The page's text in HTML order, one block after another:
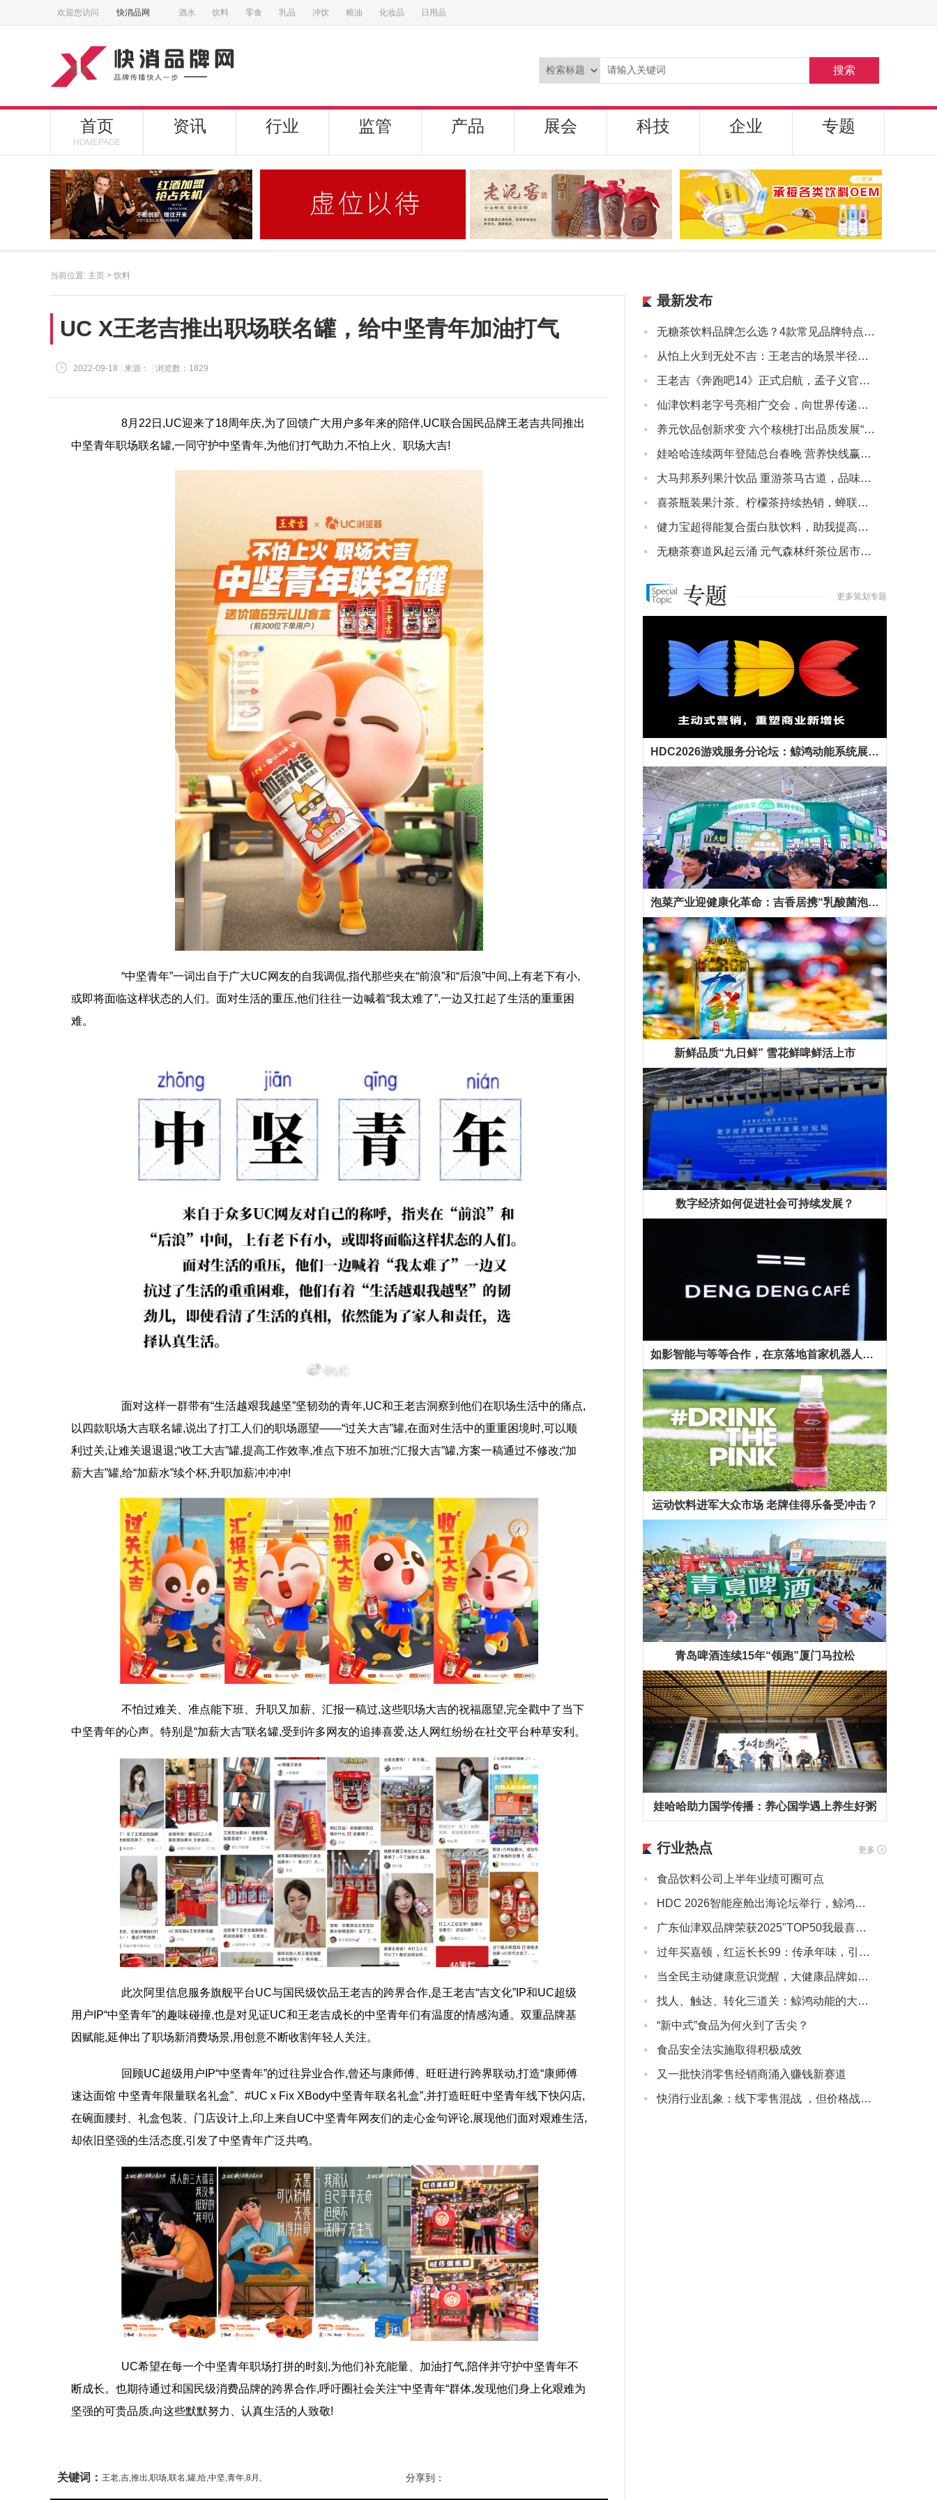
欢迎您访问 快消品网 酒水 饮料 零食 乳品 冲饮 粮油 化妆品 日用品
搜索
首页
HOMEPAGE
资讯 行业 监管 产品 展会 科技 企业 专题
当前位置: 主页 > 饮料
UC X王老吉推出职场联名罐，给中坚青年加油打气
2022-09-18 来源： 浏览数：1829
8月22日,UC迎来了18周年庆,为了回馈广大用户多年来的陪伴,UC联合国民品牌王老吉共同推出
中坚青年职场联名罐,一同守护中坚青年,为他们打气助力,不怕上火、职场大吉!
“中坚青年”一词出自于广大UC网友的自我调侃,指代那些夹在“前浪”和“后浪”中间,上有老下有小,
或即将面临这样状态的人们。面对生活的重压,他们往往一边喊着“我太难了”,一边又扛起了生活的重重困
难。
面对这样一群带有“生活越艰我越坚”坚韧劲的青年,UC和王老吉洞察到他们在职场生活中的痛点,
以四款职场大吉联名罐,说出了打工人们的职场愿望——“过关大吉”罐,在面对生活中的重重困境时,可以顺
利过关,让难关退退退;“收工大吉”罐,提高工作效率,准点下班不加班;“汇报大吉”罐,方案一稿通过不修改;“加
薪大吉”罐,给“加薪水”续个杯,升职加薪冲冲冲!
不怕过难关、准点能下班、升职又加薪、汇报一稿过,这些职场大吉的祝福愿望,完全戳中了当下
中坚青年的心声。特别是“加薪大吉”联名罐,受到许多网友的追捧喜爱,达人网红纷纷在社交平台种草安利。
此次阿里信息服务旗舰平台UC与国民级饮品王老吉的跨界合作,是王老吉“吉文化”IP和UC超级
用户IP“中坚青年”的趣味碰撞,也是对见证UC和王老吉成长的中坚青年们有温度的情感沟通。双重品牌基
因赋能,延伸出了职场新消费场景,用创意不断收割年轻人关注。
回顾UC超级用户IP“中坚青年”的过往异业合作,曾还与康师傅、旺旺进行跨界联动,打造“康师傅
速达面馆 中坚青年限量联名礼盒”、#UC x Fix XBody中坚青年联名礼盒”,并打造旺旺中坚青年线下快闪店,
在碗面腰封、礼盒包装、门店设计上,印上来自UC中坚青年网友们的走心金句评论,展现他们面对艰难生活,
却依旧坚强的生活态度,引发了中坚青年广泛共鸣。
UC希望在每一个中坚青年职场打拼的时刻,为他们补充能量、加油打气,陪伴并守护中坚青年不
断成长。也期待通过和国民级消费品牌的跨界合作,呼吁圈社会关注“中坚青年“群体,发现他们身上化艰难为
坚强的可贵品质,向这些默默努力、认真生活的人致敬!
关键词： 王老,吉,推出,职场,联名,罐,给,中坚,青年,8月, 分享到：
最新发布
· 无糖茶饮料品牌怎么选？4款常见品牌特点与适合人群盘点
· 从怕上火到无处不吉：王老吉的场景半径是如何变大的
· 王老吉《奔跑吧14》正式启航，孟子义官宣代言“王的荔汁”
· 仙津饮料老字号亮相广交会，向世界传递岭南味道
· 养元饮品创新求变 六个核桃打出品质发展“组合拳”
· 娃哈哈连续两年登陆总台春晚 营养快线赢得新春满堂红
· 大马邦系列果汁饮品 重游茶马古道，品味优质果源
· 喜茶瓶装果汁茶、柠檬茶持续热销，蝉联天猫双十一茶饮料榜首
· 健力宝超得能复合蛋白肽饮料，助我提高运动效率
· 无糖茶赛道风起云涌 元气森林纤茶位居市场前列
精彩专题
更多策划专题
HDC2026游戏服务分论坛：鲸鸿动能系统展示全生命周期增长方案，助力开发者跑通“买变一体”正循环
泡菜产业迎健康化革命：吉香居携“乳酸菌泡菜”等新品抢占千亿市场先机
新鲜品质“九日鲜” 雪花鲜啤鲜活上市
数字经济如何促进社会可持续发展？
如影智能与等等合作，在京落地首家机器人咖啡馆
运动饮料进军大众市场 老牌佳得乐备受冲击？
青岛啤酒连续15年“领跑”厦门马拉松
娃哈哈助力国学传播：养心国学遇上养生好粥
行业热点 更多
· 食品饮料公司上半年业绩可圈可点
· HDC 2026智能座舱出海论坛举行，鲸鸿动能展示一站式品牌阵地解决方案，助力中国车企全球化高质量增长
· 广东仙津双品牌荣获2025"TOP50我最喜爱的广东商标品牌"
· 过年买嘉顿，红运长长99：传承年味，引领新春礼潮
· 当全民主动健康意识觉醒，大健康品牌如何与用户“深度同行”？
· 找人、触达、转化三道关：鲸鸿动能的大健康营销实战解法
· “新中式”食品为何火到了舌尖？
· 食品安全法实施取得积极成效
· 又一批快消零售经销商涌入赚钱新赛道
· 快消行业乱象：线下零售混战 ，但价格战没有赢家